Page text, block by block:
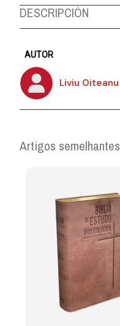
DESCRIPCIÓN
AUTOR
Liviu Oiteanu
Artigos semelhantes